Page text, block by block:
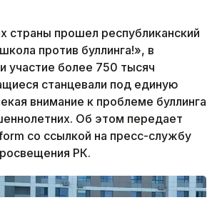
страны прошел республиканский
против буллинга!», в
участие более 750 тысяч
станцевали под единую
внимание к проблеме буллинга
Об этом передает
со ссылкой на пресс-службу
РК.